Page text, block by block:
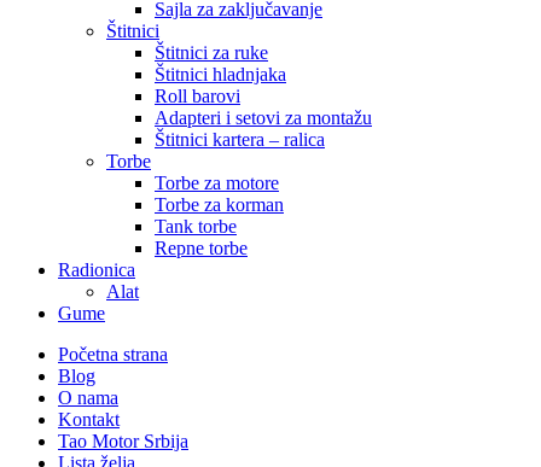
Sajla za zaključavanje
Štitnici
Štitnici za ruke
Štitnici hladnjaka
Roll barovi
Adapteri i setovi za montažu
Štitnici kartera – ralica
Torbe
Torbe za motore
Torbe za korman
Tank torbe
Repne torbe
Radionica
Alat
Gume
Početna strana
Blog
O nama
Kontakt
Tao Motor Srbija